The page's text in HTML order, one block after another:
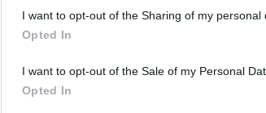
I want to opt-out of the Sharing of my personal
Opted In
I want to opt-out of the Sale of my Personal
Opted In